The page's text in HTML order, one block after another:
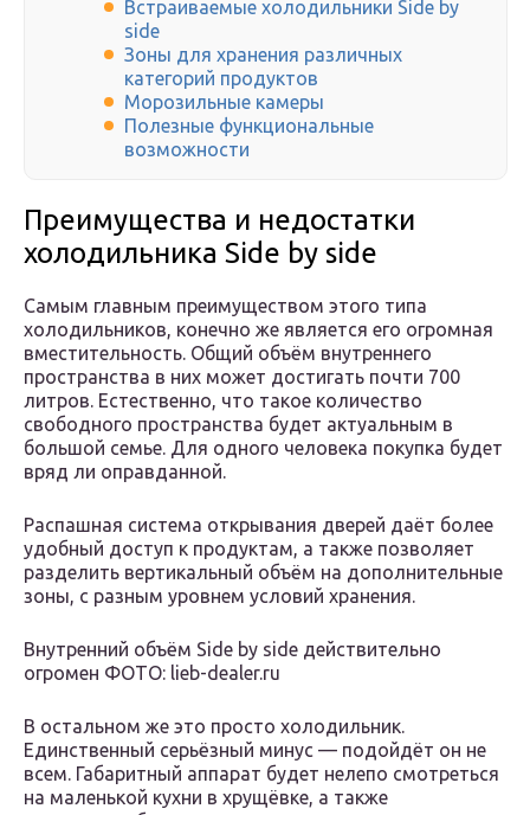
Встраиваемые холодильники Side by
side
Зоны для хранения различных
категорий продуктов
Морозильные камеры
Полезные функциональные
возможности
Преимущества и недостатки
холодильника Side by side
Самым главным преимуществом этого типа
холодильников, конечно же является его огромная
вместительность. Общий объём внутреннего
пространства в них может достигать почти 700
литров. Естественно, что такое количество
свободного пространства будет актуальным в
большой семье. Для одного человека покупка будет
вряд ли оправданной.
Распашная система открывания дверей даёт более
удобный доступ к продуктам, а также позволяет
разделить вертикальный объём на дополнительные
зоны, с разным уровнем условий хранения.
Внутренний объём Side by side действительно
огромен ФОТО: lieb-dealer.ru
В остальном же это просто холодильник.
Единственный серьёзный минус — подойдёт он не
всем. Габаритный аппарат будет нелепо смотреться
на маленькой кухни в хрущёвке, а также